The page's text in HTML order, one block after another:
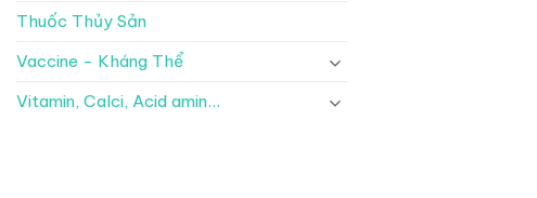
Thuốc Thủy Sản
Vaccine - Kháng Thể
Vitamin, Calci, Acid amin...